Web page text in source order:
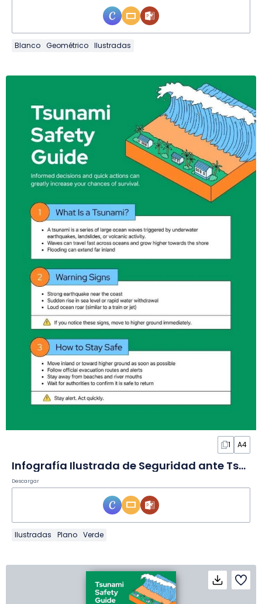
Blanco Geométrico Ilustradas
1 A4
Infografía Ilustrada de Seguridad ante Tsunamis
Descargar
Ilustradas Plano Verde